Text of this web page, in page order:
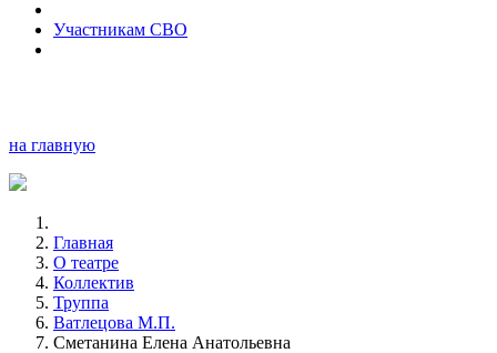
Участникам СВО
на главную
Главная
О театре
Коллектив
Труппа
Ватлецова М.П.
Сметанина Елена Анатольевна